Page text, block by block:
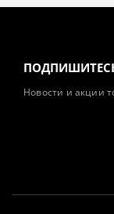
Новости и акции